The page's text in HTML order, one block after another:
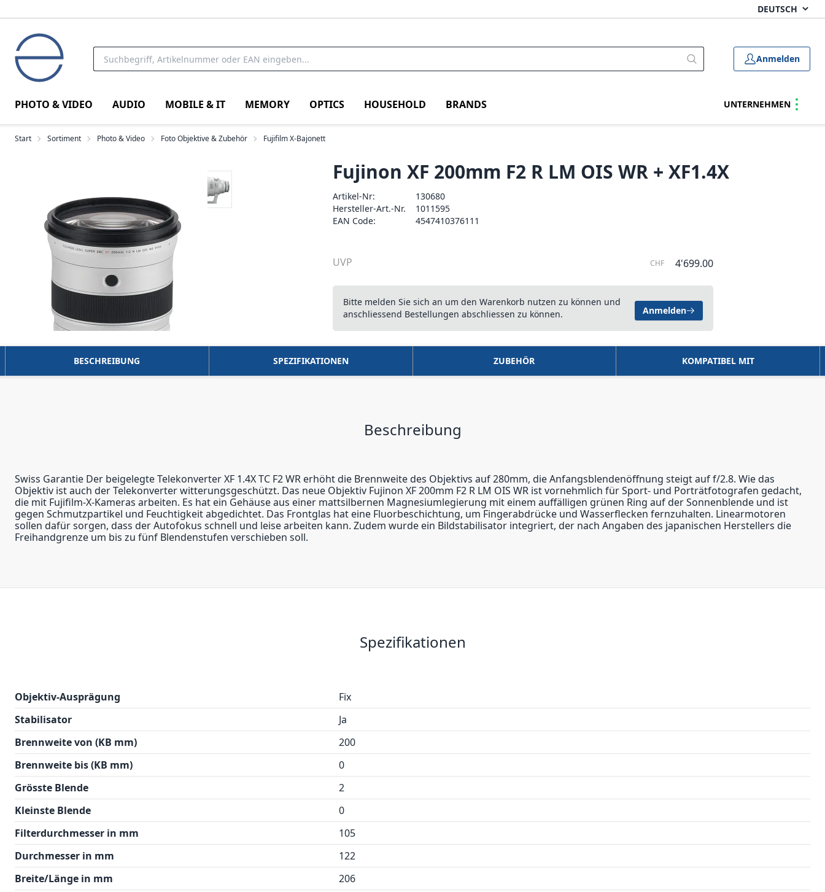
Anmelden
PHOTO & VIDEO AUDIO MOBILE & IT MEMORY OPTICS HOUSEHOLD BRANDS UNTERNEHMEN
Start Sortiment Photo & Video Foto Objektive & Zubehör Fujifilm X-Bajonett
Fujinon XF 200mm F2 R LM OIS WR + XF1.4X
Artikel-Nr:
130680
Hersteller-Art.-Nr.
1011595
EAN Code:
4547410376111
UVP CHF 4'699.00
Bitte melden Sie sich an um den Warenkorb nutzen zu können und
anschliessend Bestellungen abschliessen zu können.
Anmelden
BESCHREIBUNG SPEZIFIKATIONEN ZUBEHÖR KOMPATIBEL MIT
Beschreibung
Swiss Garantie Der beigelegte Telekonverter XF 1.4X TC F2 WR erhöht die Brennweite des Objektivs auf 280mm, die Anfangsblendenöffnung steigt auf f/2.8. Wie das
Objektiv ist auch der Telekonverter witterungsgeschützt. Das neue Objektiv Fujinon XF 200mm F2 R LM OIS WR ist vornehmlich für Sport- und Porträtfotografen gedacht,
die mit Fujifilm-X-Kameras arbeiten. Es hat ein Gehäuse aus einer mattsilbernen Magnesiumlegierung mit einem auffälligen grünen Ring auf der Sonnenblende und ist
gegen Schmutzpartikel und Feuchtigkeit abgedichtet. Das Frontglas hat eine Fluorbeschichtung, um Fingerabdrücke und Wasserflecken fernzuhalten. Linearmotoren
sollen dafür sorgen, dass der Autofokus schnell und leise arbeiten kann. Zudem wurde ein Bildstabilisator integriert, der nach Angaben des japanischen Herstellers die
Freihandgrenze um bis zu fünf Blendenstufen verschieben soll.
Spezifikationen
Objektiv-Ausprägung
Fix
Stabilisator
Ja
Brennweite von (KB mm)
200
Brennweite bis (KB mm)
0
Grösste Blende
2
Kleinste Blende
0
Filterdurchmesser in mm
105
Durchmesser in mm
122
Breite/Länge in mm
206